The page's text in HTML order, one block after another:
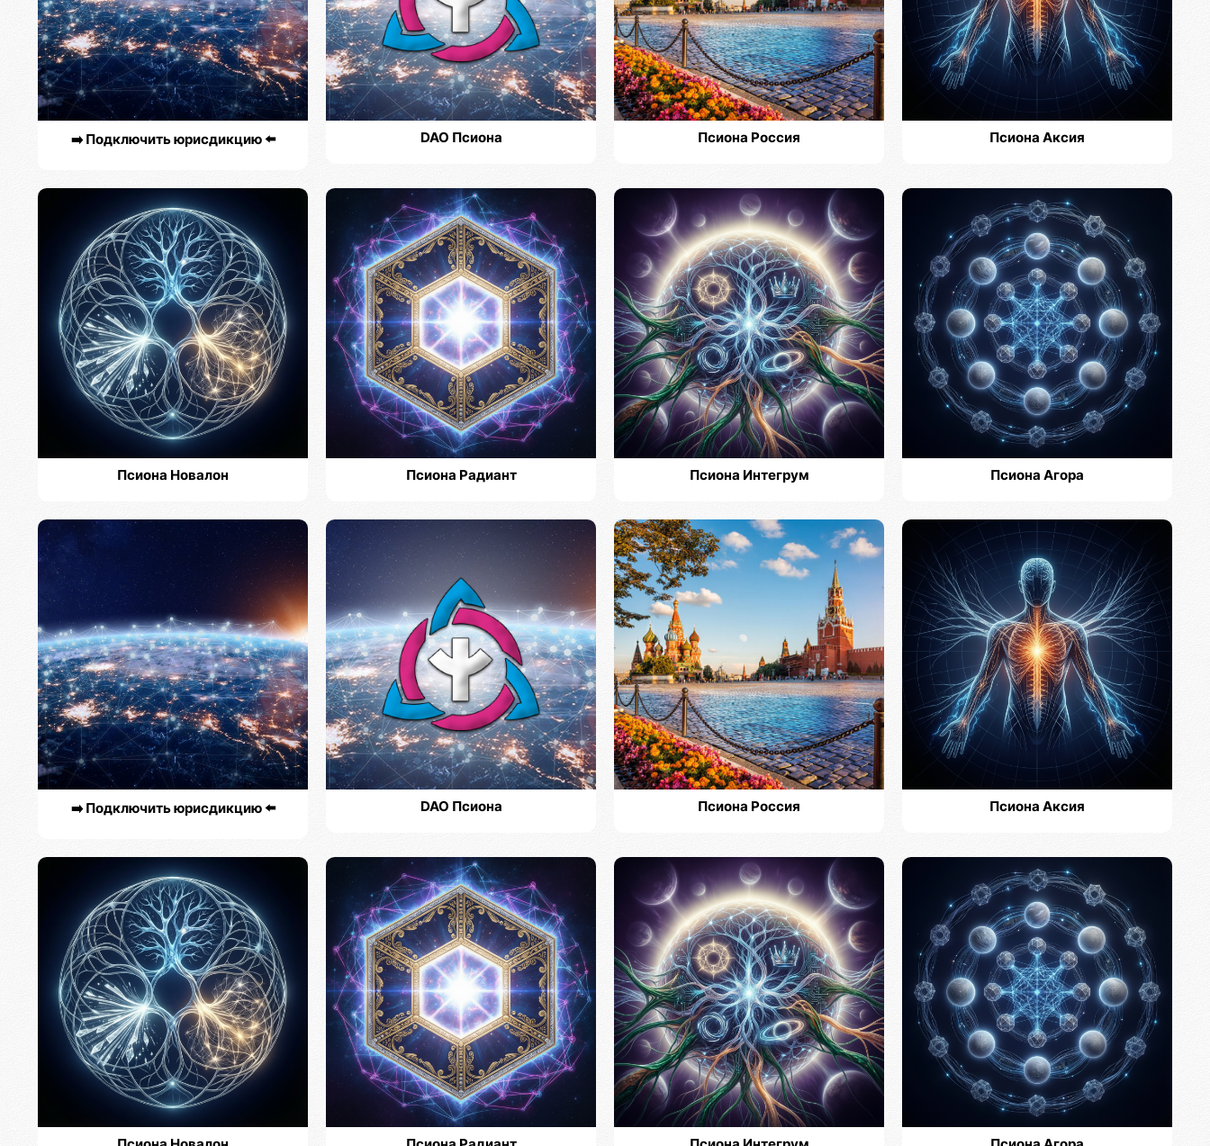
➡️ Подключить юрисдикцию ⬅️ DAO Псиона Псиона Россия Псиона Аксия
Псиона Новалон Псиона Радиант Псиона Интегрум Псиона Агора
➡️ Подключить юрисдикцию ⬅️ DAO Псиона Псиона Россия Псиона Аксия